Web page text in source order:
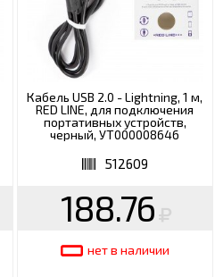
Кабель USB 2.0 - Lightning, 1 м,
RED LINE, для подключения
портативных устройств,
черный, УТ000008646
512609
188.76
нет в наличии